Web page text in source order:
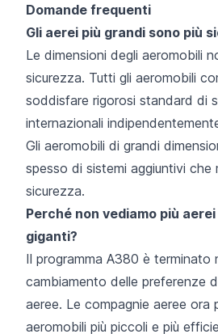
Domande frequenti
Gli aerei più grandi sono più
Le dimensioni degli aeromobili
sicurezza. Tutti gli aeromobili
soddisfare rigorosi standard di
internazionali
Gli aeromobili di grandi
spesso di sistemi aggiuntivi che
sicurezza.
Perché non vediamo più
giganti?
Il programma A380 è terminato
cambiamento delle preferenze
aeree. Le compagnie aeree ora
aeromobili più piccoli e più